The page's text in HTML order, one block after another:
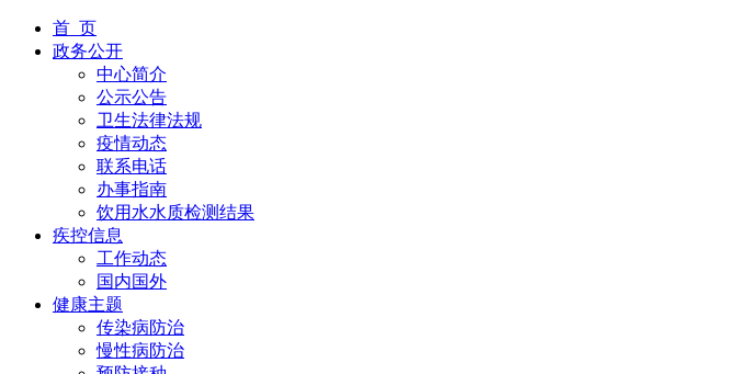
首 页
政务公开
中心简介
公示公告
卫生法律法规
疫情动态
联系电话
办事指南
饮用水水质检测结果
疾控信息
工作动态
国内国外
健康主题
传染病防治
慢性病防治